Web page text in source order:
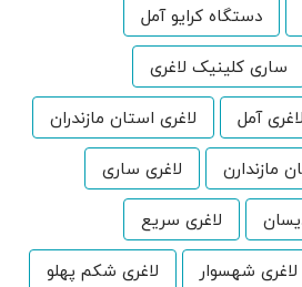
دستگاه کرایو آمل
ساری کلینیک لاغری
لاغری آمل
لاغری استان مازندران
مازندارن
لاغری ساری
لاغری سریع
لاغری شهسوار
لاغری شکم پهلو